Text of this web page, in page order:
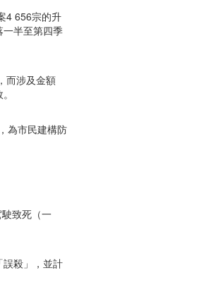
4 656宗的升
半至第四季
而涉及金額
為市民建構防
致死（一
殺」，並計